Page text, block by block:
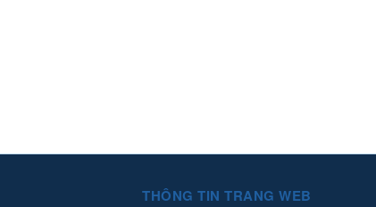
THÔNG TIN TRANG WEB